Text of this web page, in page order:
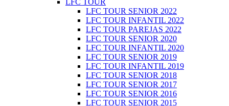
LFC TOUR
LFC TOUR SENIOR 2022
LFC TOUR INFANTIL 2022
LFC TOUR PAREJAS 2022
LFC TOUR SENIOR 2020
LFC TOUR INFANTIL 2020
LFC TOUR SENIOR 2019
LFC TOUR INFANTIL 2019
LFC TOUR SENIOR 2018
LFC TOUR SENIOR 2017
LFC TOUR SENIOR 2016
LFC TOUR SENIOR 2015